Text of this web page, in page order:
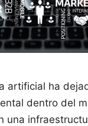
artificial ha
dentro del
una